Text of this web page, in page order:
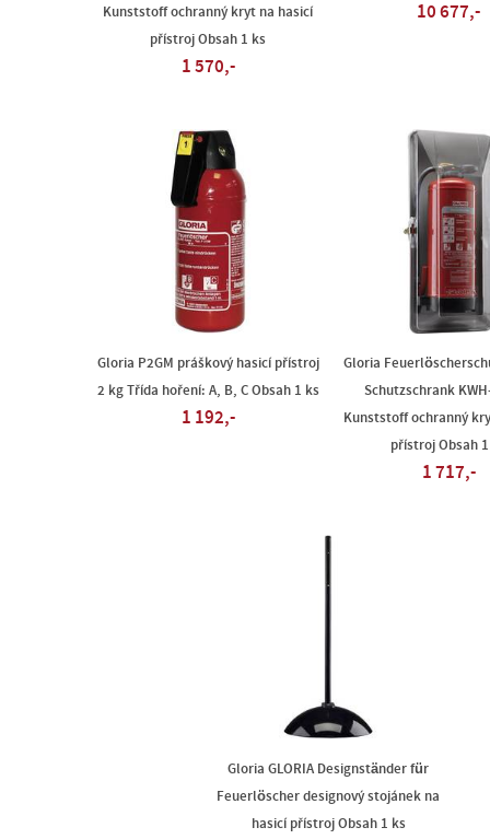
Kunststoff ochranný kryt na hasicí
přístroj Obsah 1 ks
1 570,-
10 677,-
Gloria P2GM práškový hasicí přístroj
2 kg Třída hoření: A, B, C Obsah 1 ks
1 192,-
Gloria
Schutzschrank
Kunststoff ochranný
přístroj Obsah
1 717,-
Gloria GLORIA Designständer für
Feuerlöscher designový stojánek na
hasicí přístroj Obsah 1 ks